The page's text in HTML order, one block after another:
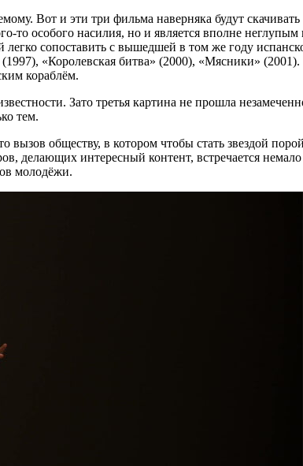
Вот и эти три фильма наверняка будут
то особого насилия, но и является вполне
сопоставить с вышедшей в том же году
«Королевская битва» (2000), «Мясники»
кораблём.
Зато третья картина не прошла
тем.
обществу, в котором чтобы стать звездой
делающих интересный контент, встречается
молодёжи.